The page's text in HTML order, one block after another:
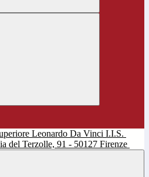
I.I.S.
del Terzolle, 91 - 50127 Firenze